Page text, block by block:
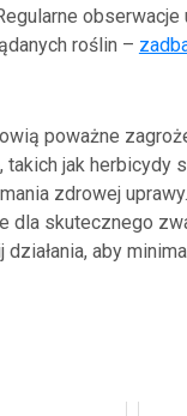
roślin –
poważne
jak herbicydy
zdrowej
dla skutecznego
aby